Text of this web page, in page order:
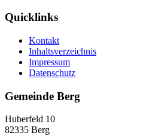
Quicklinks
Kontakt
Inhaltsverzeichnis
Impressum
Datenschutz
Gemeinde Berg
Huberfeld 10
82335 Berg